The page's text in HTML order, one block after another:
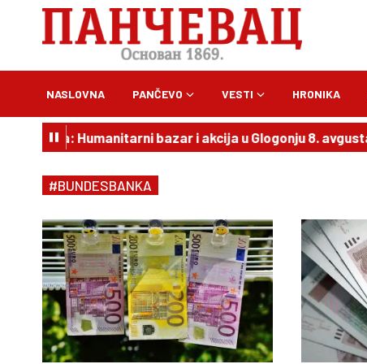
NASLOVNA PANČEVO VESTI HRONIKA
za Ogija: Humanitarni bazar i akcija u Glogonju 8. avgusta
#BUNDESBANKA